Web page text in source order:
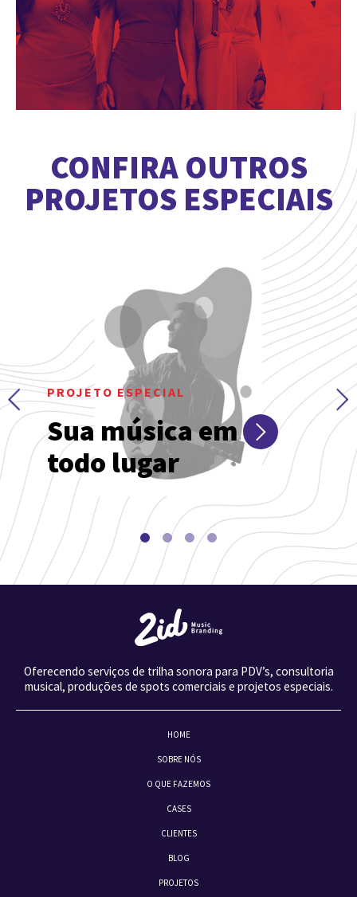
CONFIRA OUTROS
PROJETOS ESPECIAIS
PROJETO ESPECIAL
Sua música em
todo lugar
Oferecendo serviços de trilha sonora para PDV’s, consultoria
musical, produções de spots comerciais e projetos especiais.
HOME
SOBRE NÓS
O QUE FAZEMOS
CASES
CLIENTES
BLOG
PROJETOS